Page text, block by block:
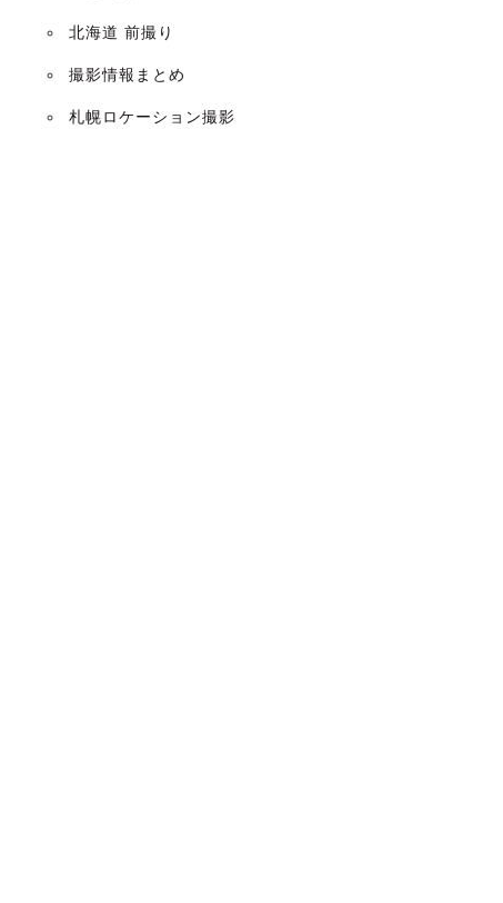
北海道 前撮り
撮影情報まとめ
札幌ロケーション撮影